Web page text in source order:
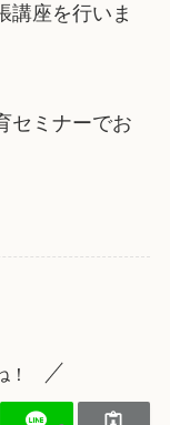
講座を行いま
セミナーでお